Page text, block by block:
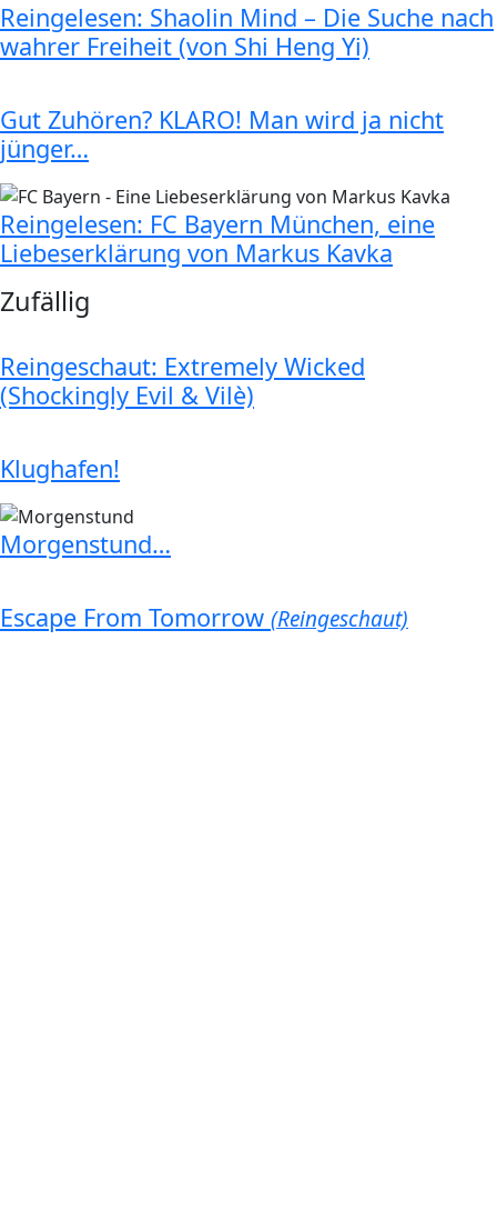
Reingelesen: Shaolin Mind – Die Suche nach
wahrer Freiheit (von Shi Heng Yi)
Gut Zuhören? KLARO! Man wird ja nicht
jünger…
Reingelesen: FC Bayern München, eine
Liebeserklärung von Markus Kavka
Zufällig
Reingeschaut: Extremely Wicked
(Shockingly Evil & Vilè)
Klughafen!
Morgenstund…
Escape From Tomorrow (Reingeschaut)